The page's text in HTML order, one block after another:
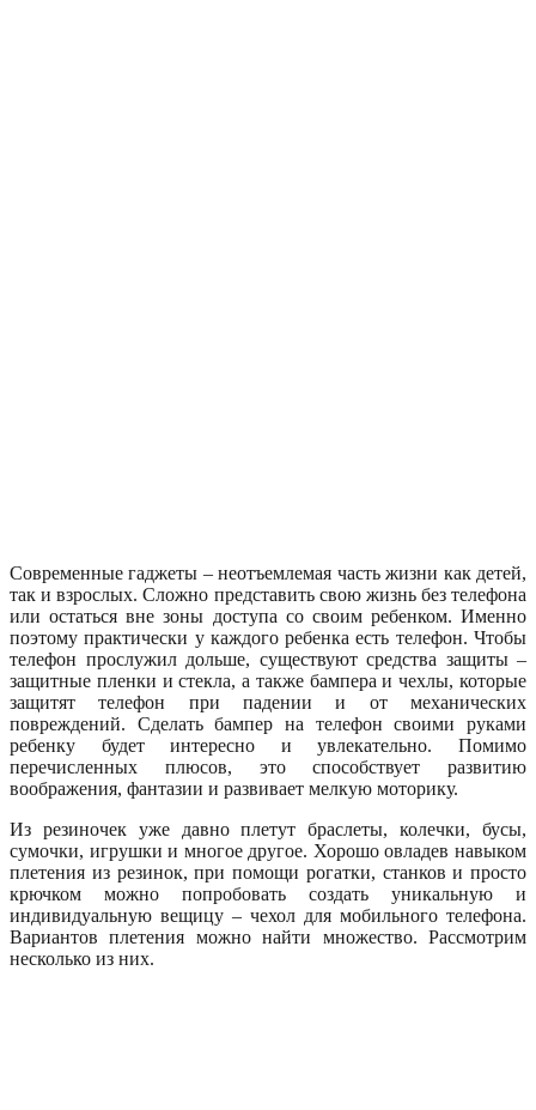
Современные гаджеты – неотъемлемая часть жизни как детей,
так и взрослых. Сложно представить свою жизнь без телефона
или остаться вне зоны доступа со своим ребенком. Именно
поэтому практически у каждого ребенка есть телефон. Чтобы
телефон прослужил дольше, существуют средства защиты –
защитные пленки и стекла, а также бампера и чехлы, которые
защитят телефон при падении и от механических
повреждений. Сделать бампер на телефон своими руками
ребенку будет интересно и увлекательно. Помимо
перечисленных плюсов, это способствует развитию
воображения, фантазии и развивает мелкую моторику.
Из резиночек уже давно плетут браслеты, колечки, бусы,
сумочки, игрушки и многое другое. Хорошо овладев навыком
плетения из резинок, при помощи рогатки, станков и просто
крючком можно попробовать создать уникальную и
индивидуальную вещицу – чехол для мобильного телефона.
Вариантов плетения можно найти множество. Рассмотрим
несколько из них.